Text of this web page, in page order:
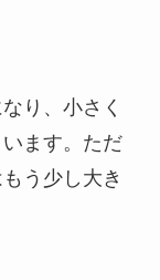
り、小さく
ます。ただ
う少し大き